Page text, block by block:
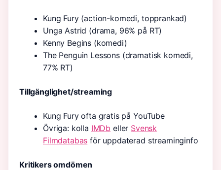
Kung Fury (action-komedi, topprankad)
Unga Astrid (drama, 96% på RT)
Kenny Begins (komedi)
The Penguin Lessons (dramatisk komedi,
77% RT)
Tillgänglighet/streaming
Kung Fury ofta gratis på YouTube
Övriga: kolla IMDb eller Svensk
Filmdatabas för uppdaterad streaminginfo
Kritikers omdömen